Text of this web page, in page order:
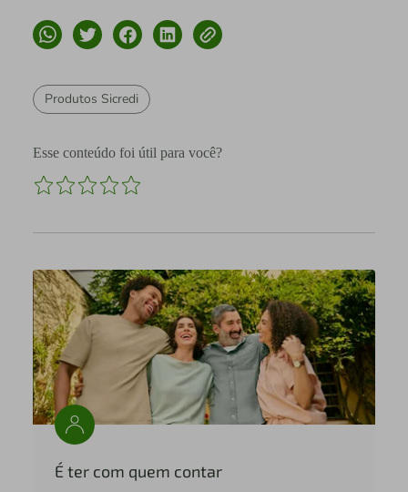
Produtos Sicredi
Esse conteúdo foi útil para você?
É ter com quem contar